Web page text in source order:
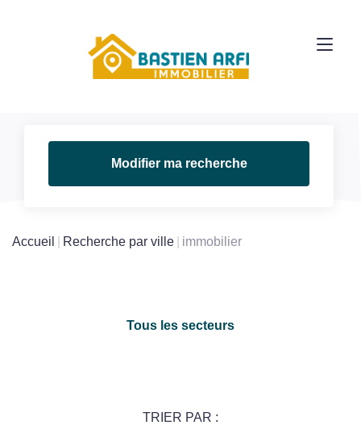
Modifier ma recherche
Accueil Recherche par ville immobilier
Tous les secteurs
TRIER PAR :